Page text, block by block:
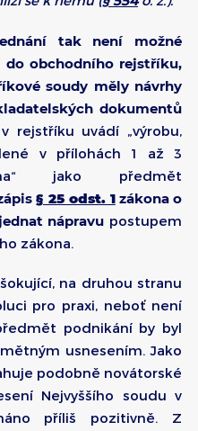
tak není možné
obchodního rejstříku,
soudy měly návrhy
dokumentů
rejstříku uvádí „výrobu,
v přílohách 1 až 3
jako předmět
§ 25 odst. 1zákona o
nápravu postupem
zákona.
na druhou stranu
pro praxi, neboť není
podnikání by byl
usnesením. Jako
podobně novátorské
Nejvyššího soudu v
příliš pozitivně. Z